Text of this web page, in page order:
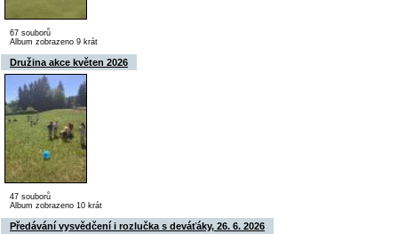
67 souborů
Album zobrazeno 9 krát
Družina akce květen 2026
47 souborů
Album zobrazeno 10 krát
Předávání vysvědčení i rozlučka s deváťáky, 26. 6. 2026